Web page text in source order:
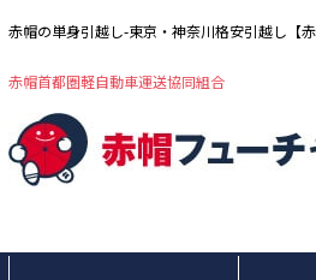
赤帽の単身引越し-東京・神奈川格安引越し【
赤帽首都圏軽自動車運送協同組合